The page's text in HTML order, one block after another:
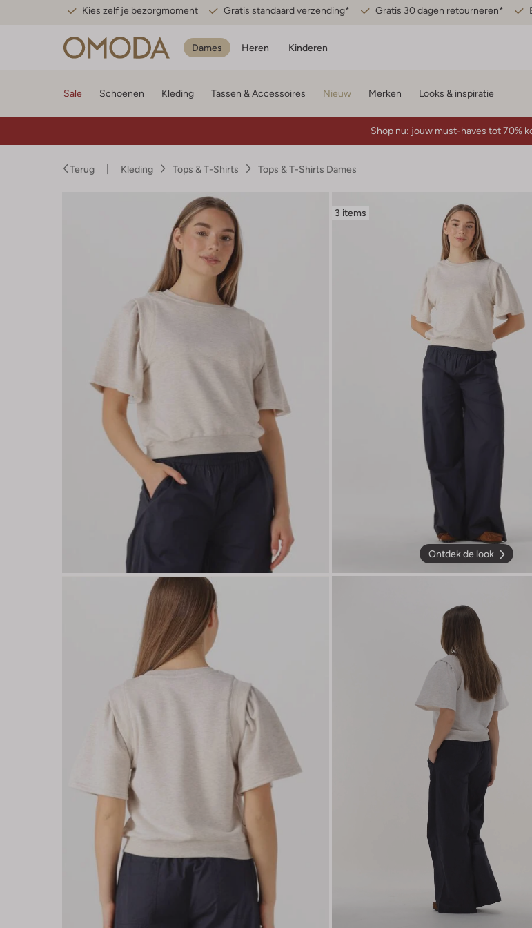
Kies zelf je bezorgmoment Gratis standaard verzending* Gratis 30 dagen retourneren*
Dames Heren Kinderen
Sale Schoenen Kleding Tassen & Accessoires Nieuw Merken Looks & inspiratie
Shop nu: jouw must-haves tot 70%
Terug Kleding Tops & T-Shirts Tops & T-Shirts Dames
3 items
Ontdek de look